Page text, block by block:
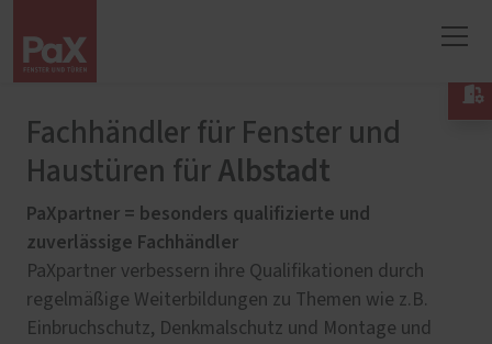
Fachhändler für Fenster und
Haustüren für Albstadt
PaXpartner = besonders qualifizierte und
zuverlässige Fachhändler
PaXpartner verbessern ihre Qualifikationen durch
regelmäßige Weiterbildungen zu Themen wie z.B.
Einbruchschutz, Denkmalschutz und Montage und
